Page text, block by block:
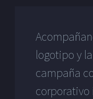
logotipo y
campaña
corporativo